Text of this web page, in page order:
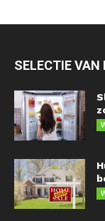
SELECTIE VAN